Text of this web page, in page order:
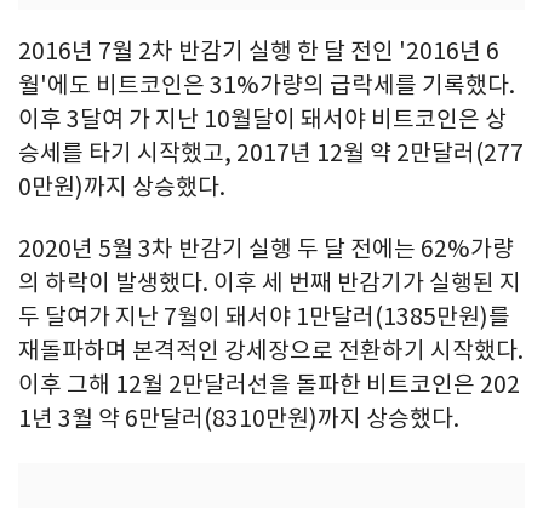
2016년 7월 2차 반감기 실행 한 달 전인 '2016년 6
월'에도 비트코인은 31%가량의 급락세를 기록했다.
이후 3달여 가 지난 10월달이 돼서야 비트코인은 상
승세를 타기 시작했고, 2017년 12월 약 2만달러(277
0만원)까지 상승했다.
2020년 5월 3차 반감기 실행 두 달 전에는 62%가량
의 하락이 발생했다. 이후 세 번째 반감기가 실행된 지
두 달여가 지난 7월이 돼서야 1만달러(1385만원)를
재돌파하며 본격적인 강세장으로 전환하기 시작했다.
이후 그해 12월 2만달러선을 돌파한 비트코인은 202
1년 3월 약 6만달러(8310만원)까지 상승했다.